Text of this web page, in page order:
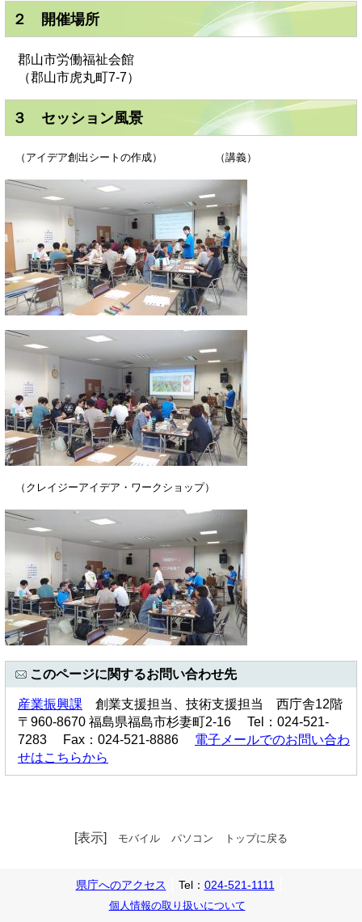
２ 開催場所
郡山市労働福祉会館
（郡山市虎丸町7-7）
３ セッション風景
​ （アイデア創出シートの作成） （講義）
（クレイジーアイデア・ワークショップ）
このページに関するお問い合わせ先
産業振興課 創業支援担当、技術支援担当 西庁舎12階
〒960-8670 福島県福島市杉妻町2-16 Tel：024-521-
7283 Fax：024-521-8886 電子メールでのお問い合わ
せはこちらから
[表示] モバイル パソコン トップに戻る
県庁へのアクセス Tel： 024-521-1111
個人情報の取り扱いについて